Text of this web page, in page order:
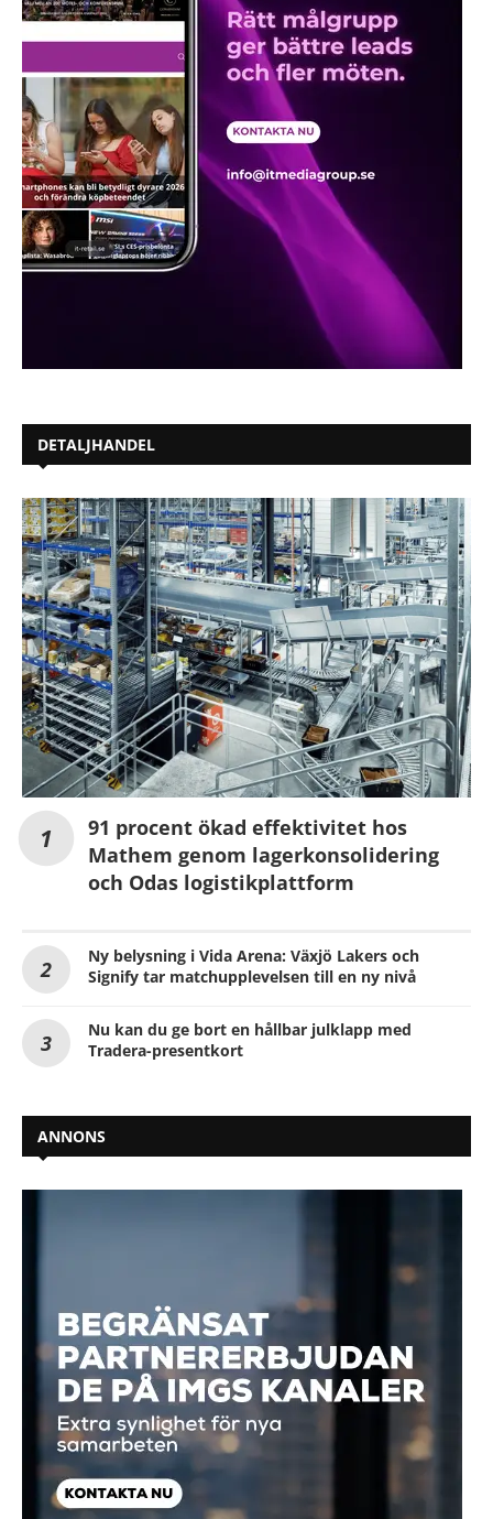
DETALJHANDEL
91 procent ökad effektivitet hos
Mathem genom lagerkonsolidering
och Odas logistikplattform
Ny belysning i Vida Arena: Växjö Lakers och
Signify tar matchupplevelsen till en ny nivå
Nu kan du ge bort en hållbar julklapp med
Tradera-presentkort
ANNONS